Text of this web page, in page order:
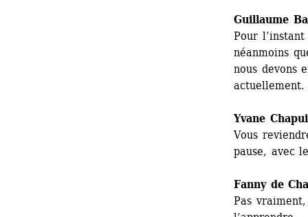
Guillaume
Pour
néanmoins
nous devons
actuellement.
Yvane
Vous
pause, avec
Fanny de
Pas